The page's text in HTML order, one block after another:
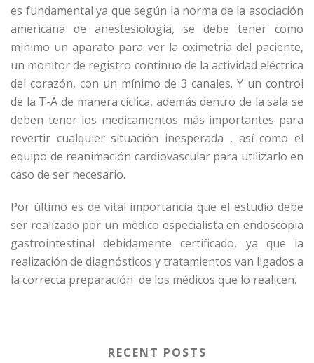
es fundamental ya que según la norma de la asociación
americana de anestesiología, se debe tener como
mínimo un aparato para ver la oximetría del paciente,
un monitor de registro continuo de la actividad eléctrica
del corazón, con un mínimo de 3 canales. Y un control
de la T-A de manera cíclica, además dentro de la sala se
deben tener los medicamentos más importantes para
revertir cualquier situación inesperada , así como el
equipo de reanimación cardiovascular para utilizarlo en
caso de ser necesario.
Por último es de vital importancia que el estudio debe
ser realizado por un médico especialista en endoscopia
gastrointestinal debidamente certificado, ya que la
realización de diagnósticos y tratamientos van ligados a
la correcta preparación de los médicos que lo realicen.
RECENT POSTS